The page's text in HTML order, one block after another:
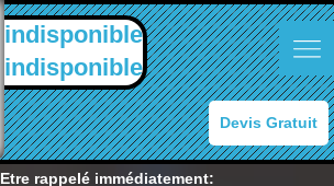
indisponible
indisponible
Devis Gratuit
Etre rappelé immédiatement: